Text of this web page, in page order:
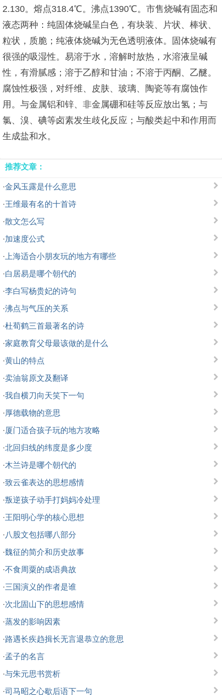
2.130。熔点318.4℃。沸点1390℃。市售烧碱有固态和
液态两种：纯固体烧碱呈白色，有块装、片状、棒状、
粒状，质脆；纯液体烧碱为无色透明液体。固体烧碱有
很强的吸湿性。易溶于水，溶解时放热，水溶液呈碱
性，有滑腻感；溶于乙醇和甘油；不溶于丙酮、乙醚。
腐蚀性极强，对纤维、皮肤、玻璃、陶瓷等有腐蚀作
用。与金属铝和锌、非金属硼和硅等反应放出氢；与
氯、溴、碘等卤素发生歧化反应；与酸类起中和作用而
生成盐和水。
推荐文章：
·金风玉露是什么意思
·王维最有名的十首诗
·散文怎么写
·加速度公式
· 上海适合小朋友玩的地方有哪些
·白居易是哪个朝代的
·李白写杨贵妃的诗句
·沸点与气压的关系
·杜荀鹤三首最著名的诗
·家庭教育父母最该做的是什么
·黄山的特点
·卖油翁原文及翻译
·我自横刀向天笑下一句
·厚德载物的意思
·厦门适合孩子玩的地方攻略
·北回归线的纬度是多少度
·木兰诗是哪个朝代的
·致云雀表达的思想感情
·叛逆孩子动手打妈妈冷处理
·王阳明心学的核心思想
·八股文包括哪八部分
·魏征的简介和历史故事
·不食周粟的成语典故
·三国演义的作者是谁
·次北固山下的思想感情
·蒸发的影响因素
·路遇长疾趋揖长无言退恭立的意思
·孟子的名言
·与朱元思书赏析
·司马昭之心歇后语下一句